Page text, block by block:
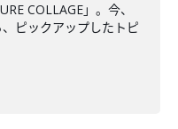
COLLAGE」。今、
ピックアップしたトピ